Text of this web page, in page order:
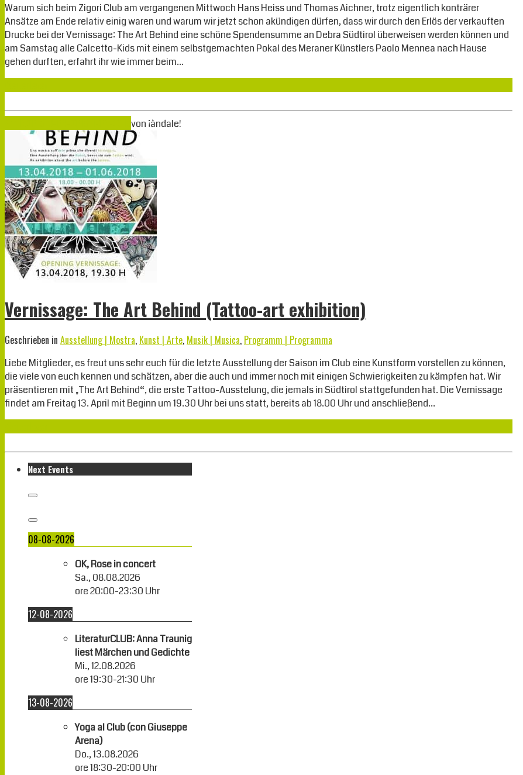
Warum sich beim Zigori Club am vergangenen Mittwoch Hans Heiss und Thomas Aichner, trotz eigentlich konträrer
Ansätze am Ende relativ einig waren und warum wir jetzt schon akündigen dürfen, dass wir durch den Erlös der verkauften
Drucke bei der Vernissage: The Art Behind eine schöne Spendensumme an Debra Südtirol überweisen werden können und
am Samstag alle Calcetto-Kids mit einem selbstgemachten Pokal des Meraner Künstlers Paolo Mennea nach Hause
gehen durften, erfahrt ihr wie immer beim…
von ¡àndale!
Vernissage: The Art Behind (Tattoo-art exhibition)
Geschrieben in Ausstellung | Mostra, Kunst | Arte, Musik | Musica, Programm | Programma
Liebe Mitglieder, es freut uns sehr euch für die letzte Ausstellung der Saison im Club eine Kunstform vorstellen zu können,
die viele von euch kennen und schätzen, aber die auch und immer noch mit einigen Schwierigkeiten zu kämpfen hat. Wir
präsentieren mit „The Art Behind“, die erste Tattoo-Ausstelung, die jemals in Südtirol stattgefunden hat. Die Vernissage
findet am Freitag 13. April mit Beginn um 19.30 Uhr bei uns statt, bereits ab 18.00 Uhr und anschließend…
Next Events
08-08-2026
OK, Rose in concert
Sa., 08.08.2026
ore20:00-23:30 Uhr
12-08-2026
LiteraturCLUB: Anna Traunig
liest Märchen und Gedichte
Mi., 12.08.2026
ore19:30-21:30 Uhr
13-08-2026
Yoga al Club (con Giuseppe
Arena)
Do., 13.08.2026
ore18:30-20:00 Uhr